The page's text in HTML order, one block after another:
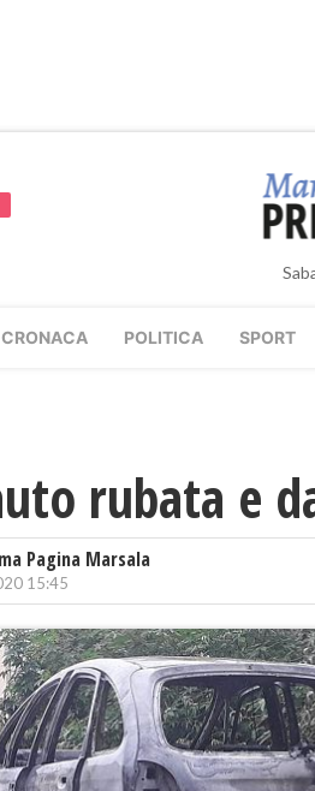
CRONACA POLITICA SPORT
rubata e
Pagina Marsala
15:45